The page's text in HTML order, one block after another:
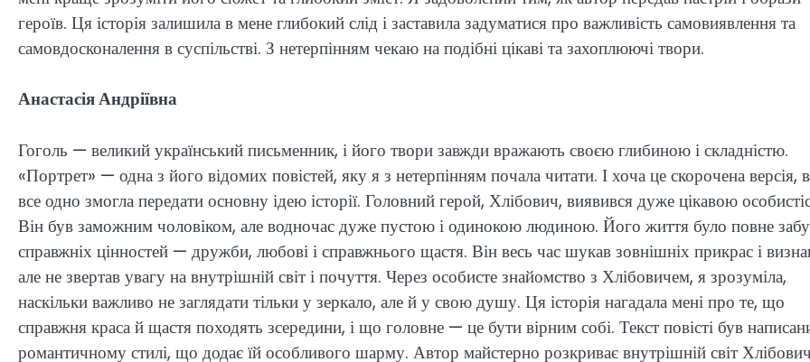
героїв. Ця історія залишила в мене глибокий слід і заставила задуматися про важливість самовиявлення та
самовдосконалення в суспільстві. З нетерпінням чекаю на подібні цікаві та захоплюючі твори.
Анастасія Андріївна
Гоголь — великий український письменник, і його твори завжди вражають своєю глибиною і складністю.
«Портрет» — одна з його відомих повістей, яку я з нетерпінням почала читати. І хоча це скорочена версія,
все одно змогла передати основну ідею історії. Головний герой, Хлібович, виявився дуже цікавою
Він був заможним чоловіком, але водночас дуже пустою і одинокою людиною. Його життя було повне
справжніх цінностей — дружби, любові і справжнього щастя. Він весь час шукав зовнішніх прикрас і
але не звертав увагу на внутрішній світ і почуття. Через особисте знайомство з Хлібовичем, я зрозуміла,
наскільки важливо не заглядати тільки у зеркало, але й у свою душу. Ця історія нагадала мені про те, що
справжня краса й щастя походять зсередини, і що головне — це бути вірним собі. Текст повісті був
романтичному стилі, що додає їй особливого шарму. Автор майстерно розкриває внутрішній світ